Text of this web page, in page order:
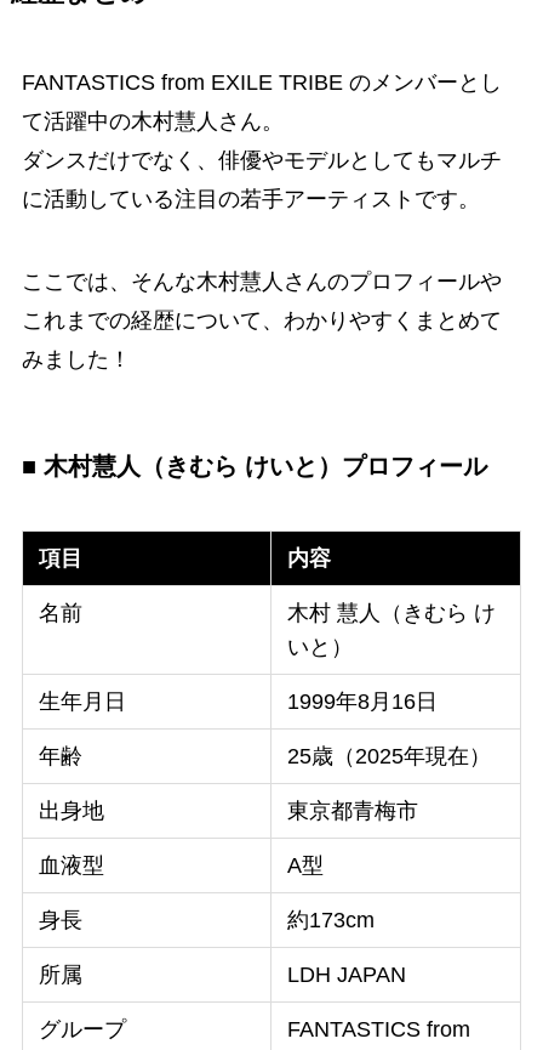
FANTASTICS from EXILE TRIBE のメンバーとし
て活躍中の木村慧人さん。
ダンスだけでなく、俳優やモデルとしてもマルチ
に活動している注目の若手アーティストです。
ここでは、そんな木村慧人さんのプロフィールや
これまでの経歴について、わかりやすくまとめて
みました！
■ 木村慧人（きむら けいと）プロフィール
項目 内容
名前
木村 慧人（きむら け
いと）
生年月日 1999年8月16日
年齢 25歳（2025年現在）
出身地 東京都青梅市
血液型 A型
身長 約173cm
所属 LDH JAPAN
グループ
FANTASTICS from